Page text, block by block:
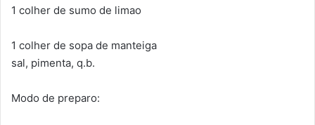
1 colher de sumo de limao
1 colher de sopa de manteiga
sal, pimenta, q.b.
Modo de preparo: